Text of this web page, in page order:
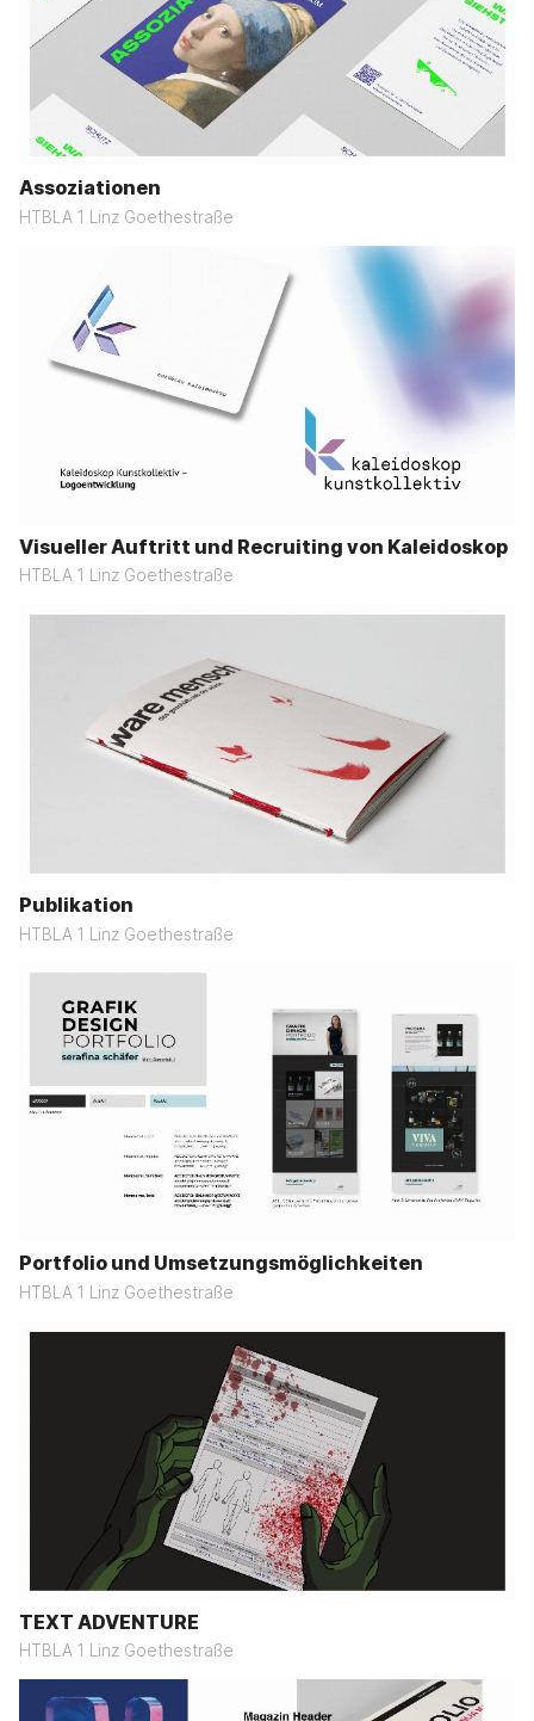
Assoziationen
HTBLA 1 Linz Goethestraße
Visueller Auftritt und Recruiting von Kaleidoskop
HTBLA 1 Linz Goethestraße
Publikation
HTBLA 1 Linz Goethestraße
Portfolio und Umsetzungsmöglichkeiten
HTBLA 1 Linz Goethestraße
TEXT ADVENTURE
HTBLA 1 Linz Goethestraße